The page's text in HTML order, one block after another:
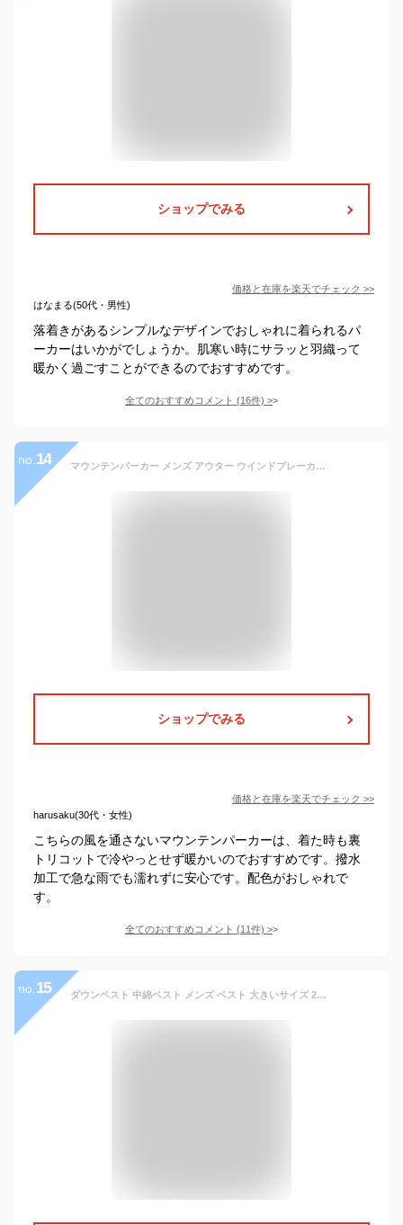
ショップでみる
価格と在庫を楽天でチェック >>
はなまる(50代・男性)
落着きがあるシンプルなデザインでおしゃれに着られるパ
ーカーはいかがでしょうか。肌寒い時にサラッと羽織って
暖かく過ごすことができるのでおすすめです。
全てのおすすめコメント (16件) >
no. 14 マウンテンパーカー メンズ アウター ウインドブレーカー 撥水 UVカット 防寒 防風 保温 軽量 裏トリコット マウンテンジャケット ナイロンジャケット マウンテンライトジャケット ゴルフウェア アウトドア 軽い 撥水加工 秋服 秋 春服 春 スポーツ ゴルフ キャンプ
ショップでみる
価格と在庫を楽天でチェック >>
harusaku(30代・女性)
こちらの風を通さないマウンテンパーカーは、着た時も裏
トリコットで冷やっとせず暖かいのでおすすめです。撥水
加工で急な雨でも濡れずに安心です。配色がおしゃれで
す。
全てのおすすめコメント (11件) >
no. 15 ダウンベスト 中綿ベスト メンズ ベスト 大きいサイズ 2タイプ 綿入り ジレ メンズ 男性 ベスト 軽量 あったか ふわふわ アウター ジップアップ 保温性 防寒対策 暖かい カジュアル 男女兼用 秋冬 大人気 冬 防寒 無地 おしゃれ